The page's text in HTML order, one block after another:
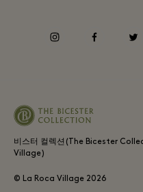
Average supplier payment
비스터 컬렉션(The Bicester
Village)
© La Roca Village 2026
instagramfacebook